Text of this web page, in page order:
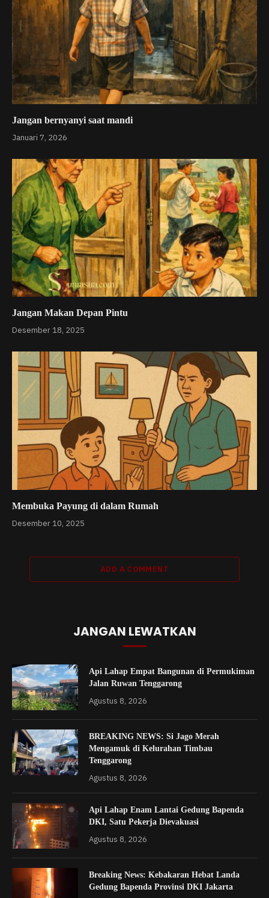
Jangan bernyanyi saat mandi
Januari 7, 2026
Jangan Makan Depan Pintu
Desember 18, 2025
Membuka Payung di dalam Rumah
Desember 10, 2025
ADD A COMMENT
JANGAN LEWATKAN
Api Lahap Empat Bangunan di Permukiman
Jalan Ruwan Tenggarong
Agustus 8, 2026
BREAKING NEWS: Si Jago Merah
Mengamuk di Kelurahan Timbau
Tenggarong
Agustus 8, 2026
Api Lahap Enam Lantai Gedung Bapenda
DKI, Satu Pekerja Dievakuasi
Agustus 8, 2026
Breaking News: Kebakaran Hebat Landa
Gedung Bapenda Provinsi DKI Jakarta